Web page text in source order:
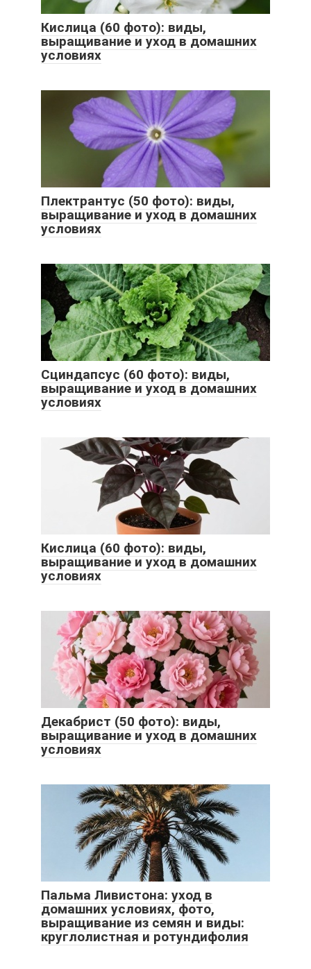
Кислица (60 фото): виды,
выращивание и уход в домашних
условиях
Плектрантус (50 фото): виды,
выращивание и уход в домашних
условиях
Сциндапсус (60 фото): виды,
выращивание и уход в домашних
условиях
Кислица (60 фото): виды,
выращивание и уход в домашних
условиях
Декабрист (50 фото): виды,
выращивание и уход в домашних
условиях
Пальма Ливистона: уход в
домашних условиях, фото,
выращивание из семян и виды:
круглолистная и ротундифолия